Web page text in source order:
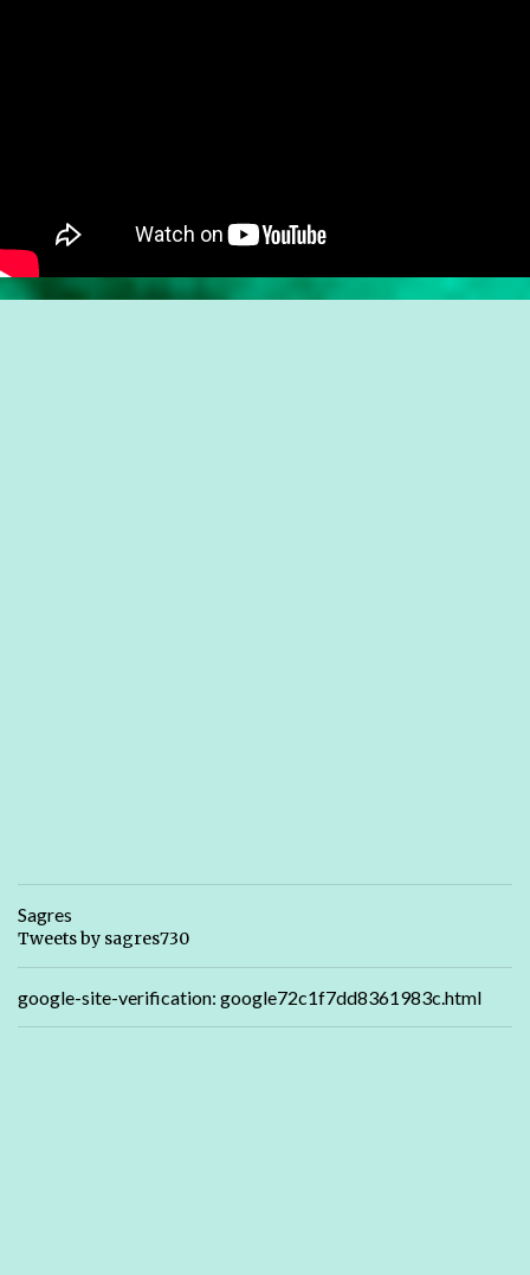
Sagres
Tweets by sagres730
google-site-verification: google72c1f7dd8361983c.html